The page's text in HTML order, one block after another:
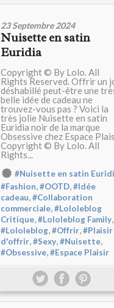
23 Septembre 2024
Nuisette en satin
Euridia
Copyright © By Lolo. All
Rights Reserved. Offrir un
déshabillé peut-être une
belle idée de cadeau ne
trouvez-vous pas ? Voici la
très jolie Nuisette en satin
Euridia noir de la marque
Obsessive chez Espace
Copyright © By Lolo. All
Rights...
#Nuisette en satin
#Fashion,#OOTD,#Idée
cadeau,#Collaboration
commerciale,#Lololeblog
Critique,#Lololeblog Family,
#Lololeblog,#Offrir,#Plaisir
d'offrir,#Sexy,#Nuisette,
#Obsessive,#Espace Plaisir